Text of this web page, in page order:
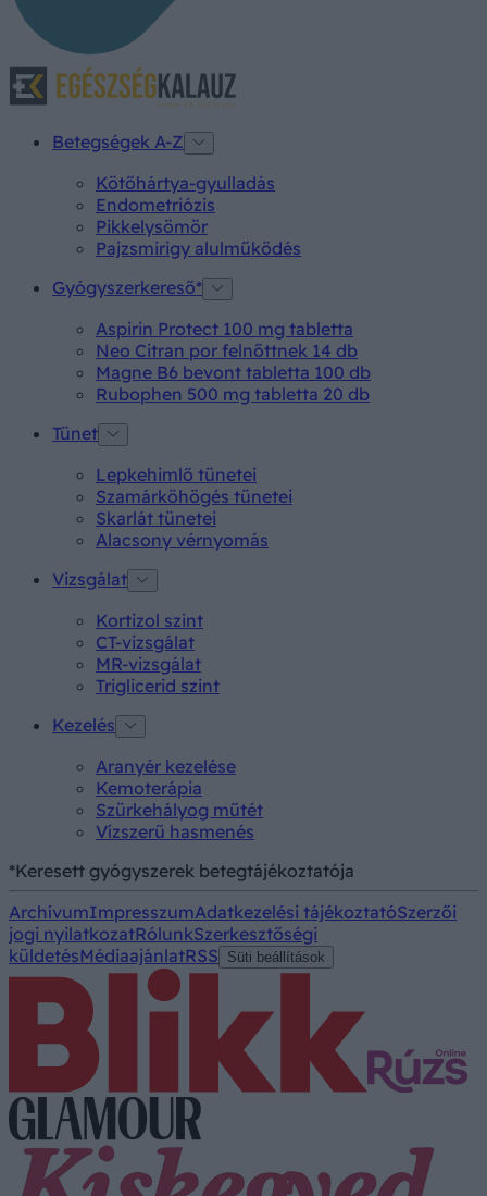
Betegségek A-Z
Kötőhártya-gyulladás
Endometriózis
Pikkelysömör
Pajzsmirigy alulműködés
Gyógyszerkereső*
Aspirin Protect 100 mg tabletta
Neo Citran por felnőttnek 14 db
Magne B6 bevont tabletta 100 db
Rubophen 500 mg tabletta 20 db
Tünet
Lepkehimlő tünetei
Szamárköhögés tünetei
Skarlát tünetei
Alacsony vérnyomás
Vizsgálat
Kortizol szint
CT-vizsgálat
MR-vizsgálat
Triglicerid szint
Kezelés
Aranyér kezelése
Kemoterápia
Szürkehályog műtét
Vízszerű hasmenés
*Keresett gyógyszerek betegtájékoztatója
ArchívumImpresszumAdatkezelési tájékoztatóSzerzői
jogi nyilatkozatRólunkSzerkesztőségi
küldetésMédiaajánlatRSS Süti beállítások